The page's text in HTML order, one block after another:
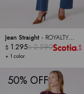
Jean Straight - ROYALTY
COLLECTION
+ 1 color
$ 1.295$ 2.590 $
50